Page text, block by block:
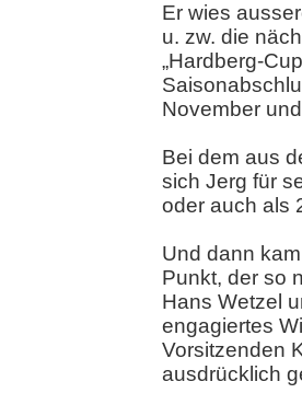
Er wies
u. zw. die
„Hardberg-
November
Bei dem aus
sich Jerg für
oder auch als
Und dann
Punkt, der so
Hans Wetzel
engagiertes
Vorsitzenden
ausdrücklich